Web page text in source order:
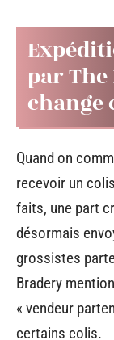
par The
change
Quand on
recevoir un
faits, une part
désormais
grossistes
Bradery
« vendeur
certains colis.